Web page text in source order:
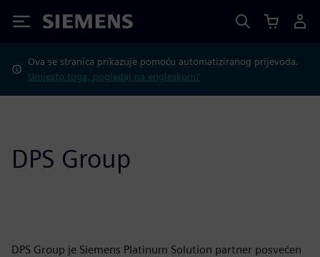
Siemens
Ova se stranica prikazuje pomoću automatiziranog prijevoda.
Umjesto toga, pogledaj na engleskom?
DPS Group
DPS Group je Siemens Platinum Solution partner posvećen